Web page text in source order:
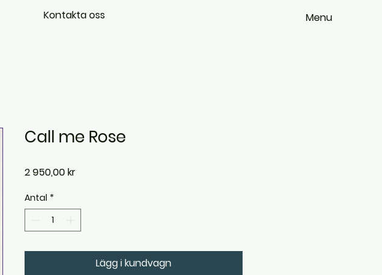
Kontakta oss Menu
Call me Rose
2 950,00 krPris
Antal *
Lägg i kundvagn